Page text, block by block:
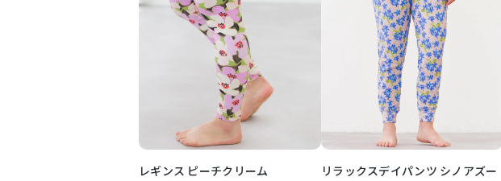
レギンス ピーチクリーム
リラックスデイパンツ シノアズー